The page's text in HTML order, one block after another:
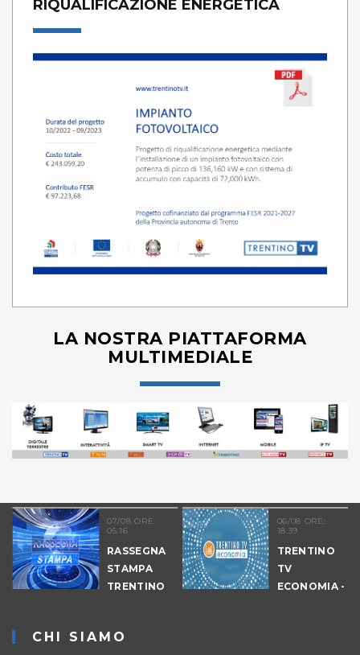
RIQUALIFICAZIONE ENERGETICA
LA NOSTRA PIATTAFORMA
MULTIMEDIALE
07/08 ORE:
05.16
RASSEGNA
STAMPA
TRENTINO
06/08 ORE:
18.39
TRENTINO
TV
ECONOMIA -
CHI SIAMO